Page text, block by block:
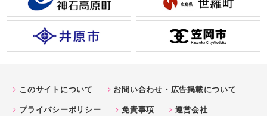
このサイトについて
お問い合わせ・広告掲載について
プライバシーポリシー
免責事項 運営会社